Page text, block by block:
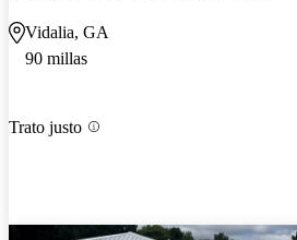
Vidalia, GA
90 millas
Trato justo